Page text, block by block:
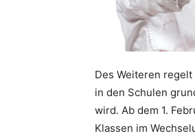
Des Weiteren
in den Schulen
wird. Ab dem 1.
Klassen im